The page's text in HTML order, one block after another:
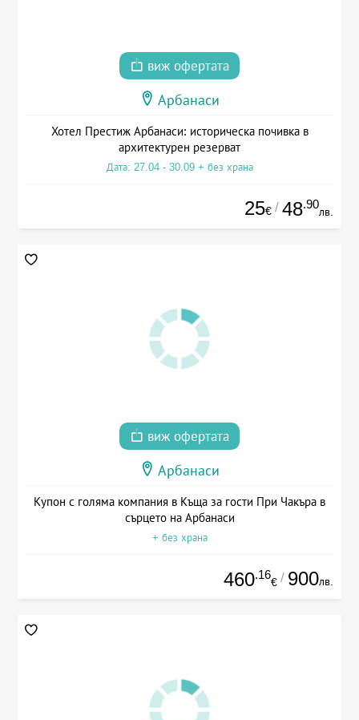
виж офертата
Арбанаси
Хотел Престиж Арбанаси: историческа почивка в
архитектурен резерват
Дата: 27.04 - 30.09 + без храна
25€ / 48.90
лв.
виж офертата
Арбанаси
Купон с голяма компания в Къща за гости При Чакъра в
сърцето на Арбанаси
+ без храна
460.16
€ / 900лв.